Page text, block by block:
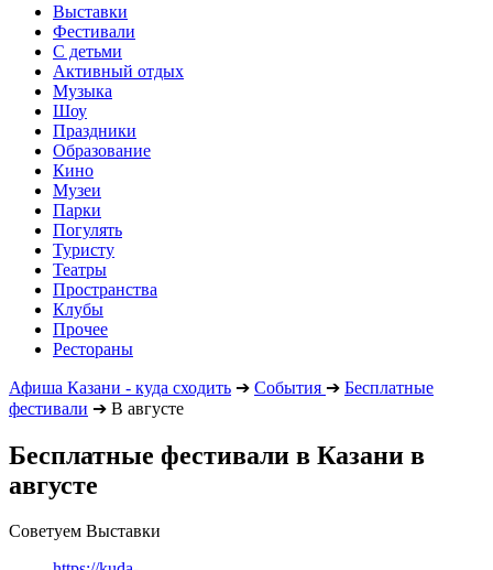
Выставки
Фестивали
С детьми
Активный отдых
Музыка
Шоу
Праздники
Образование
Кино
Музеи
Парки
Погулять
Туристу
Театры
Пространства
Клубы
Прочее
Рестораны
Афиша Казани - куда сходить ➔ События ➔ Бесплатные
фестивали ➔ В августе
Бесплатные фестивали в Казани в
августе
Советуем Выставки